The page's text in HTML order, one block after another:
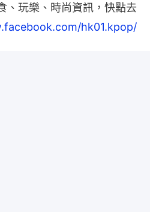
、玩樂、時尚資訊，快點去
hk01.kpop/